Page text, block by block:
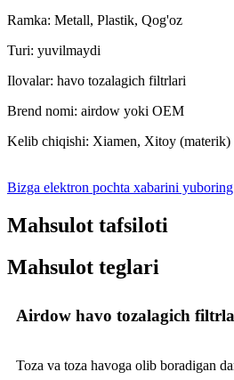
Ramka: Metall, Plastik, Qog'oz
Turi: yuvilmaydi
Ilovalar: havo tozalagich filtrlari
Brend nomi: airdow yoki OEM
Kelib chiqishi: Xiamen, Xitoy (materik)
Bizga elektron pochta xabarini yuboring
Mahsulot tafsiloti
Mahsulot teglari
Airdow havo tozalagich
Toza va toza havoga olib boradigan